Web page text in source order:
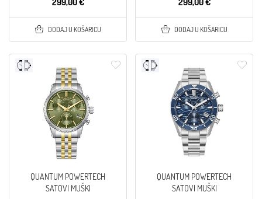
DODAJ U KOŠARICU DODAJ U KOŠARICU
QUANTUM POWERTECH
SATOVI MUŠKI
QUANTUM POWERTECH
SATOVI MUŠKI